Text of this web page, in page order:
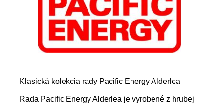
Klasická kolekcia rady Pacific Energy Alderlea
Rada Pacific Energy Alderlea je vyrobené z hrubej